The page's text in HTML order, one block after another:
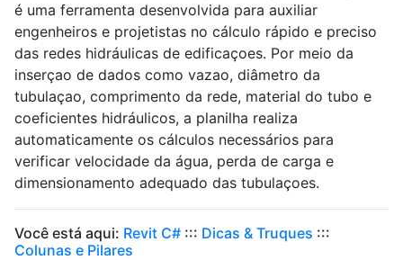
é uma ferramenta desenvolvida para auxiliar
engenheiros e projetistas no cálculo rápido e preciso
das redes hidráulicas de edificaçoes. Por meio da
inserçao de dados como vazao, diâmetro da
tubulaçao, comprimento da rede, material do tubo e
coeficientes hidráulicos, a planilha realiza
automaticamente os cálculos necessários para
verificar velocidade da água, perda de carga e
dimensionamento adequado das tubulaçoes.
Você está aqui: Revit C# ::: Dicas & Truques :::
Colunas e Pilares